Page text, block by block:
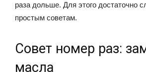
раза дольше. Для этого достаточно
простым советам.
Совет номер раз:
масла